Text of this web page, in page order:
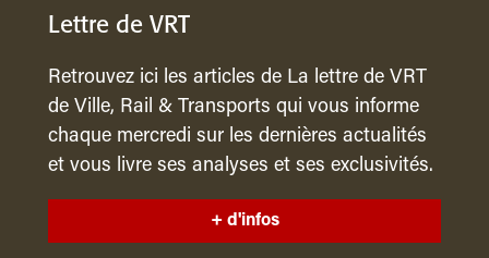
Lettre de VRT
Retrouvez ici les articles de La lettre de VRT
de Ville, Rail & Transports qui vous informe
chaque mercredi sur les dernières actualités
et vous livre ses analyses et ses exclusivités.
+ d'infos